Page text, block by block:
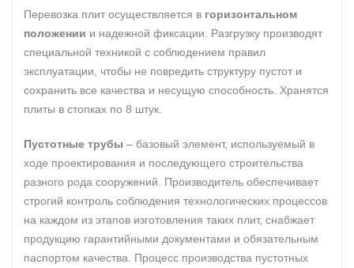
Перевозка плит осуществляется в горизонтальном
положении и надежной фиксации. Разгрузку производят
специальной техникой с соблюдением правил
эксплуатации, чтобы не повредить структуру пустот и
сохранить все качества и несущую способность. Хранятся
плиты в стопках по 8 штук.
Пустотные трубы – базовый элемент, используемый в
ходе проектирования и последующего строительства
разного рода сооружений. Производитель обеспечивает
строгий контроль соблюдения технологических процессов
на каждом из этапов изготовления таких плит, снабжает
продукцию гарантийными документами и обязательным
паспортом качества. Процесс производства пустотных